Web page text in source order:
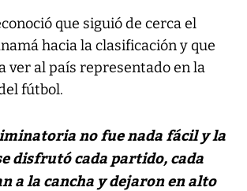
que siguió de cerca el
hacia la clasificación y que
ver al país representado en la
fútbol.
no fue nada fácil y la
disfrutó cada partido, cada
a la cancha y dejaron en alto